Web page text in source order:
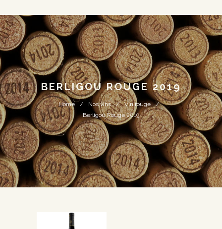
BERLIGOU ROUGE 2019
Home Nos vins
Vin rouge
Berligou Rouge 2019